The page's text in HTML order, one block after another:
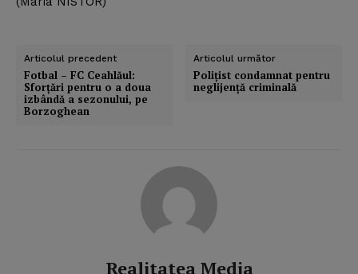
Articolul precedent
Fotbal – FC Ceahlăul:
Sforţări pentru o a doua
izbândă a sezonului, pe
Borzoghean
Articolul următor
Poliţist condamnat pentru
neglijenţă criminală
Realitatea Media